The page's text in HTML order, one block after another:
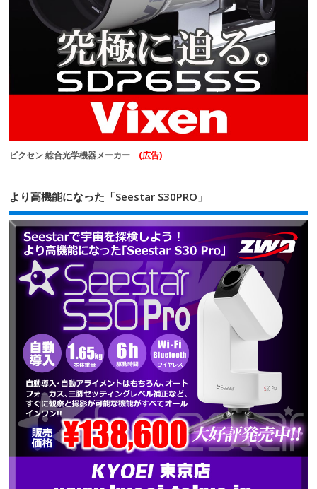
ビクセン 総合光学機器メーカー (広告)
より高機能になった「Seestar S30PRO」